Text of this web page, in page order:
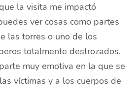
la visita me impactó
ver cosas como partes
las torres o uno de los
totalmente destrozados.
muy emotiva en la que se
víctimas y a los cuerpos de